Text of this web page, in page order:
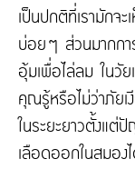
เป็นปกติที่เรามัก
บ่อยๆ ส่วนมากกา
อุ้มเพื่อไล่ลม ในวั
คุณรู้หรือไม่ว่าภัย
ในระยะยาวตั้งแต่
เลือดออกในสมอง